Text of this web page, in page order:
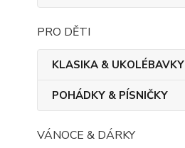
PRO DĚTI
KLASIKA & UKOLÉBAVKY
POHÁDKY & PÍSNIČKY
VÁNOCE & DÁRKY